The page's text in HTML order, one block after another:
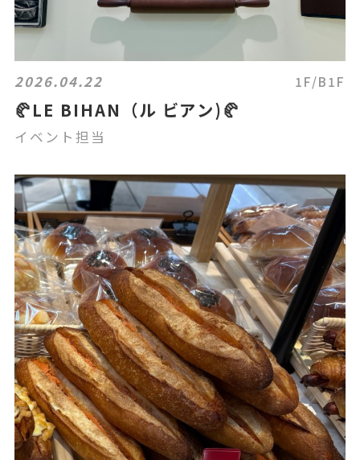
2026.04.22 1F/B1F
🥐LE BIHAN（ル ビアン)🥐
イベント担当